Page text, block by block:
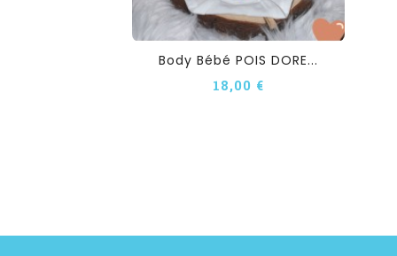
Body Bébé POIS DORE...
18,00 €